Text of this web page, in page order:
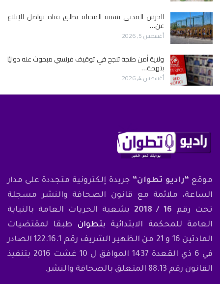
الحرس المدني بسبتة المحتلة يطلق قناة تواصل للإبلاغ
عن…
أغسطس 5, 2026
ولاية أمن طنجة تنجح في توقيف فرنسي مبحوث عنه دوليًا
بتهمة…
أغسطس 4, 2026
موقع “راديو تطوان” جريدة إلكترونية متجددة على مدار
الساعة، ملائمة مع قانون الصحافة والنشر مسجلة
تحت رقم 16 / 2018
بشعبة الحريات العامة بالنيابة
العامة للمحكمة الابتدائية بتطوان طبقا لمقتضيات
المادتين 16 و 21 من الظهير الشريف رقم 122.16.1 الصادر
في 6 ذي القعدة 1437 الموافق ل 10 غشت 2016 بتنفيذ
القانون رقم 88.13 المتعلق بالصحافة والنشر.